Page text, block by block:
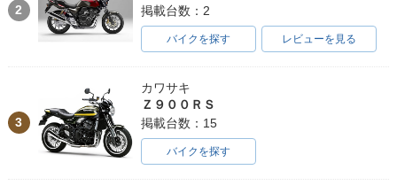
2
掲載台数：2
バイクを探す レビューを見る
3
カワサキ
Ｚ９００ＲＳ
掲載台数：15
バイクを探す